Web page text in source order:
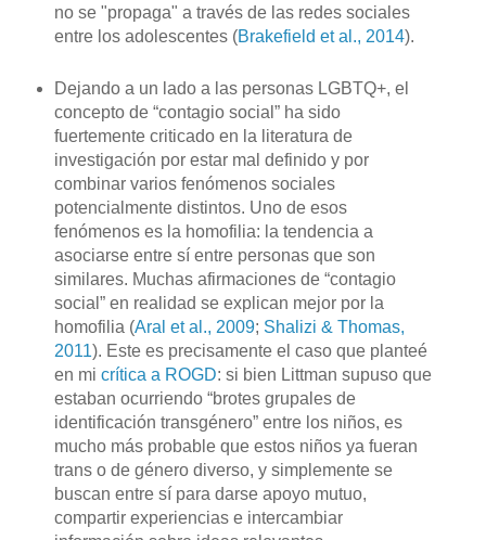
no se "propaga" a través de las redes sociales
entre los adolescentes (Brakefield et al., 2014).
Dejando a un lado a las personas LGBTQ+, el
concepto de “contagio social” ha sido
fuertemente criticado en la literatura de
investigación por estar mal definido y por
combinar varios fenómenos sociales
potencialmente distintos. Uno de esos
fenómenos es la homofilia: la tendencia a
asociarse entre sí entre personas que son
similares. Muchas afirmaciones de “contagio
social” en realidad se explican mejor por la
homofilia (Aral et al., 2009; Shalizi & Thomas,
2011). Este es precisamente el caso que planteé
en mi crítica a ROGD: si bien Littman supuso que
estaban ocurriendo “brotes grupales de
identificación transgénero” entre los niños, es
mucho más probable que estos niños ya fueran
trans o de género diverso, y simplemente se
buscan entre sí para darse apoyo mutuo,
compartir experiencias e intercambiar